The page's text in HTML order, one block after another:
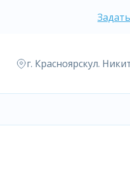
г. Красноярскул.